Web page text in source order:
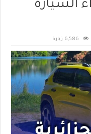
السيارة
6,586 زيارة